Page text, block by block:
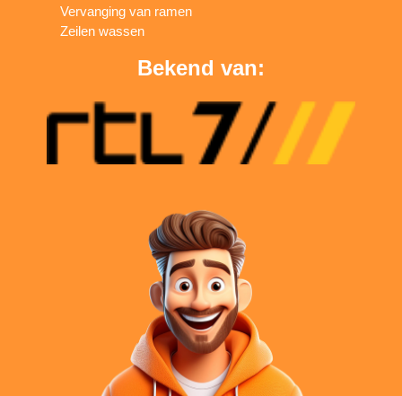
Vervanging van ramen
Zeilen wassen
Bekend van: